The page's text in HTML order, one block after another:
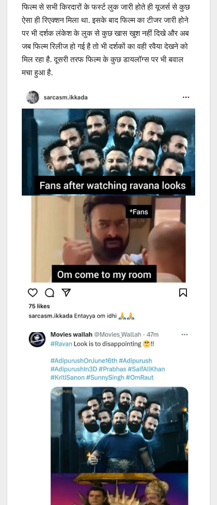
फिल्म से सभी किरदारों के फर्स्ट लुक जारी होते ही यूजर्स से कुछ
ऐसा ही रिएक्शन मिला था. इसके बाद फिल्म का टीजर जारी होने
पर भी दर्शक लंकेश के लुक से कुछ खास खुश नहीं दिखे और अब
जब फिल्म रिलीज हो गई है तो भी दर्शकों का वही रवैया देखने को
मिल रहा है. दूसरी तरफ फिल्म के कुछ डायलॉग्स पर भी बवाल
मचा हुआ है.